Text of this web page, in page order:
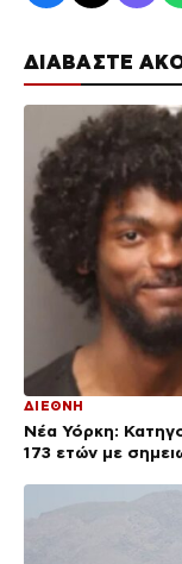
ΔΙΑΒΑΣΤΕ
ΔΙΕΘΝΗ
Νέα Υόρκη:
173 ετών με